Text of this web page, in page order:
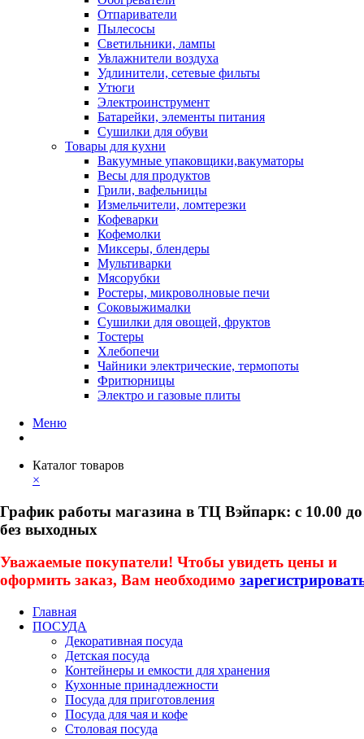
Отпариватели
Пылесосы
Светильники, лампы
Увлажнители воздуха
Удлинители, сетевые фильты
Утюги
Электроинструмент
Батарейки, элементы питания
Сушилки для обуви
Товары для кухни
Вакуумные упаковщики,вакуматоры
Весы для продуктов
Грили, вафельницы
Измельчители, ломтерезки
Кофеварки
Кофемолки
Миксеры, блендеры
Мультиварки
Мясорубки
Ростеры, микроволновые печи
Соковыжималки
Сушилки для овощей, фруктов
Тостеры
Хлебопечи
Чайники электрические, термопоты
Фритюрницы
Электро и газовые плиты
Меню
Каталог товаров
×
График работы магазина в ТЦ Вэйпарк: с 10.00 до
без выходных
Уважаемые покупатели! Чтобы увидеть цены и
оформить заказ, Вам необходимо
Главная
ПОСУДА
Декоративная посуда
Детская посуда
Контейнеры и емкости для хранения
Кухонные принадлежности
Посуда для приготовления
Посуда для чая и кофе
Столовая посуда